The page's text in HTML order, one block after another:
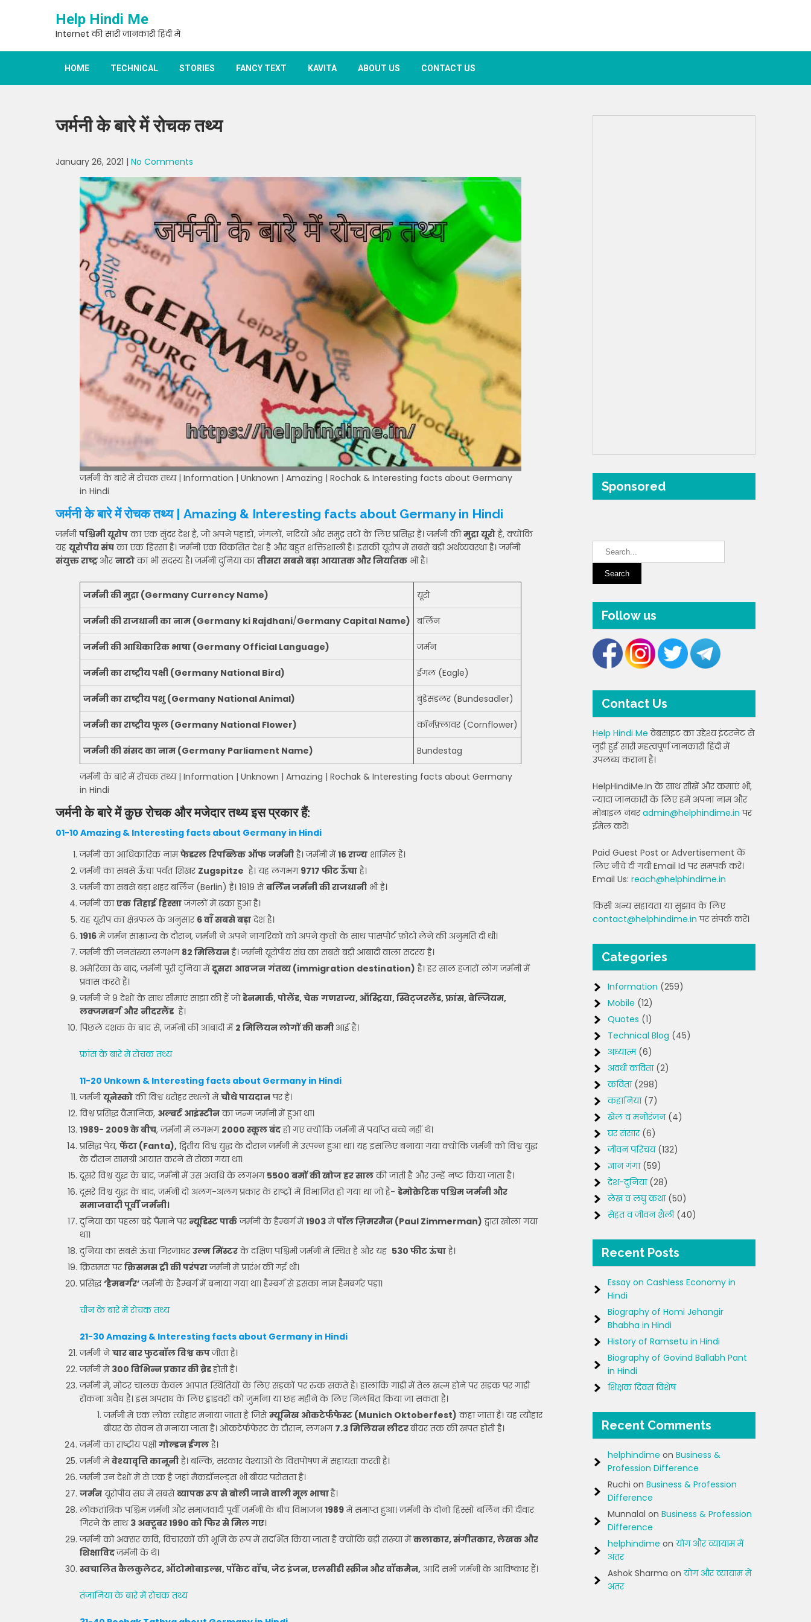
Help Hindi Me
Internet की सारी जानकारी हिंदी में
HOME TECHNICAL STORIES FANCY TEXT KAVITA ABOUT US CONTACT US
जर्मनी के बारे में रोचक तथ्य
January 26, 2021 | No Comments
जर्मनी के बारे में रोचक तथ्य | Information | Unknown | Amazing | Rochak & Interesting facts about Germany
in Hindi
जर्मनी के बारे में रोचक तथ्य| Amazing & Interesting facts about Germany in Hindi
जर्मनीपश्चिमी यूरोपका एक सुंदर देश है, जो अपने पहाड़ों, जंगलों, नदियों और समुद्र तटों के लिए प्रसिद्ध है। जर्मनी कीमुद्रा यूरोहै, क्योंकि
यह यूरोपीय संघका एक हिस्सा है। जर्मनी एक विकसित देश है और बहुत शक्तिशाली है। इसकी यूरोप में सबसे बड़ी अर्थव्यवस्था है। जर्मनी
संयुक्त राष्ट्र औरनाटोका भी सदस्य है। जर्मनी दुनिया कातीसरा सबसे बड़ा आयातक और निर्यातक भी है।
जर्मनी की मुद्रा (Germany Currency Name) यूरो
जर्मनी की राजधानी का नाम (Germany ki Rajdhani/Germany Capital Name) बर्लिन
जर्मनी की आधिकारिक भाषा (Germany Official Language) जर्मन
जर्मनी का राष्ट्रीय पक्षी (Germany National Bird) ईगल (Eagle)
जर्मनी का राष्ट्रीय पशु (Germany National Animal) बुंडेसडलर (Bundesadler)
जर्मनी का राष्ट्रीय फूल (Germany National Flower) कॉर्नफ़्लावर (Cornflower)
जर्मनी की संसद का नाम (Germany Parliament Name) Bundestag
जर्मनी के बारे में रोचक तथ्य | Information | Unknown | Amazing | Rochak & Interesting facts about Germany
in Hindi
जर्मनी के बारे में कुछ रोचक और मजेदार तथ्य इस प्रकार हैं:
01-10 Amazing & Interesting facts about Germany in Hindi
जर्मनी का आधिकारिक नामफेडरल रिपब्लिक ऑफ जर्मनीहै। जर्मनी में16 राज्य शामिल हैं।
जर्मनी का सबसे ऊँचा पर्वत शिखर Zugspitze है। यह लगभग 9717 फीट ऊँचाहै।
जर्मनी का सबसे बड़ा शहर बर्लिन (Berlin) है। 1919 सेबर्लिन जर्मनी की राजधानी भी है।
जर्मनी काएक तिहाई हिस्साजंगलों में ढका हुआ है।
यह यूरोप का क्षेत्रफल के अनुसार 6 वाँ सबसे बड़ादेश है।
1916में जर्मन साम्राज्य के दौरान, जर्मनी ने अपने नागरिकों को अपने कुत्तों के साथ पासपोर्ट फ़ोटो लेने की अनुमति दी थी।
जर्मनी की जनसंख्या लगभग 82 मिलियनहै। जर्मनी यूरोपीय संघ का सबसे बड़ी आबादी वाला सदस्य है।
अमेरिका के बाद, जर्मनी पूरी दुनिया मेंदूसरा आव्रजन गंतव्य (immigration destination) है। हर साल हजारों लोग जर्मनी में
प्रवास करते हैं।
जर्मनी ने 9 देशों के साथ सीमाएं साझा की हैं जोडेनमार्क, पोलैंड, चेक गणराज्य, ऑस्ट्रिया, स्विट्जरलैंड, फ्रांस, बेल्जियम,
लक्जमबर्ग और नीदरलैंड हैं।
पिछले दशक के बाद से, जर्मनी की आबादी में 2 मिलियन लोगों की कमी आई है।
फ्रांस के बारे में रोचक तथ्य
11-20 Unkown & Interesting facts about Germany in Hindi
जर्मनीयूनेस्कोकी विश्व धरोहर स्थलों मेंचौथे पायदानपर है।
विश्व प्रसिद्ध वैज्ञानिक, अल्बर्ट आइंस्टीनका जन्म जर्मनी में हुआ था।
1989- 2009 के बीच, जर्मनी में लगभग 2000 स्कूल बंदहो गए क्योंकि जर्मनी में पर्याप्त बच्चे नहीं थे।
प्रसिद्ध पेय, फेंटा (Fanta), द्वितीय विश्व युद्ध के दौरान जर्मनी में उत्पन्न हुआ था। यह इसलिए बनाया गया क्योंकि जर्मनी को विश्व युद्ध
के दौरान सामग्री आयात करने से रोका गया था।
दूसरे विश्व युद्ध के बाद, जर्मनी में उस अवधि के लगभग 5500 बमों की खोज हर सालकी जाती है और उन्हें नष्ट किया जाता है।
दूसरे विश्व युद्ध के बाद, जर्मनी दो अलग-अलग प्रकार के राष्ट्रों में विभाजित हो गया था जो है- डेमोक्रेटिक पश्चिम जर्मनी और
समाजवादी पूर्वी जर्मनी।
दुनिया का पहला बड़े पैमाने परन्यूडिस्ट पार्कजर्मनी के हैम्बर्ग में1903मेंपॉल ज़िमरमैन (Paul Zimmerman) द्वारा खोला गया
था।
दुनिया का सबसे ऊंचा गिरजाघरउल्म मिंस्टरके दक्षिण पश्चिमी जर्मनी में स्थित है और यह 530 फीट ऊंचाहै।
क्रिसमस परक्रिसमस ट्री की परंपराजर्मनी में प्रारंभ की गई थी।
प्रसिद्ध‘हैमबर्गर’जर्मनी के हैम्बर्ग में बनाया गया था। हैम्बर्ग से इसका नाम हैमबर्गर पड़ा।
चीन के बारे में रोचक तथ्य
21-30 Amazing & Interesting facts about Germany in Hindi
जर्मनी नेचार बार फुटबॉल विश्व कपजीता है।
जर्मनी में 300 विभिन्न प्रकार की ब्रेडहोती है।
जर्मनी में, मोटर चालक केवल आपात स्थितियों के लिए सड़कों पर रुक सकते हैं। हालांकि गाड़ी में तेल खत्म होने पर सड़क पर गाड़ी
रोकना अवैध है। इस अपराध के लिए ड्राइवरों को जुर्माना या छह महीने के लिए निलंबित किया जा सकता है।
जर्मनी में एक लोक त्योहार मनाया जाता है जिसेम्यूनिख ओकटेर्फफेस्ट (Munich Oktoberfest) कहा जाता है। यह त्यौहार
बीयर के सेवन से मनाया जाता है। ओकटेर्फफेस्ट के दौरान, लगभग 7.3 मिलियन लीटरबीयर तक की खपत होती है।
जर्मनी का राष्ट्रीय पक्षीगोल्डन ईगलहै।
जर्मनी मेंवेश्यावृत्ति कानूनीहै। बल्कि, सरकार वेश्याओं के वित्तपोषण में सहायता करती है।
जर्मनी उन देशों में से एक है जहां मैकडॉनल्ड्स भी बीयर परोसता है।
जर्मन यूरोपीय संघ में सबसेव्यापक रूप से बोली जाने वाली मूल भाषाहै।
लोकतांत्रिक पश्चिम जर्मनी और समाजवादी पूर्वी जर्मनी के बीच विभाजन1989में समाप्त हुआ। जर्मनी के दोनो हिस्सों बर्लिन की दीवार
गिरने के साथ 3 अक्टूबर 1990 को फिर से मिल गए।
जर्मनी को अक्सर कवि, विचारकों की भूमि के रूप में संदर्भित किया जाता है क्योंकि बड़ी संख्या मेंकलाकार, संगीतकार, लेखक और
शिक्षाविदजर्मनी के थे।
स्वचालित कैलकुलेटर, ऑटोमोबाइल्स, पॉकेट वॉच, जेट इंजन, एलसीडी स्क्रीन और वॉकमैन, आदि सभी जर्मनी के आविष्कार हैं।
तंजानिया के बारे में रोचक तथ्य
Sponsored
Follow us
Contact Us
Help Hindi Me वेबसाइट का उद्देश्य इंटरनेट से
जुड़ी हुई सारी महत्वपूर्ण जानकारी हिंदी में
उपलब्ध कराना है।
HelpHindiMe.In के साथ सीखें और कमाएं भी,
ज्यादा जानकारी के लिए हमें अपना नाम और
मोबाइल नंबरadmin@helphindime.in पर
ईमेल करें।
Paid Guest Post or Advertisement के
लिए नीचे दी गयी Email Id पर समपर्क करें।
Email Us: reach@helphindime.in
किसी अन्य सहायता या सुझाव के लिए
contact@helphindime.in पर संपर्क करें।
Categories
Information (259)
Mobile (12)
Quotes (1)
Technical Blog (45)
अध्यात्म(6)
अवधी कविता(2)
कविता(298)
कहानियां(7)
खेल व मनोरंजन(4)
घर संसार(6)
जीवन परिचय(132)
ज्ञान गंगा(59)
देश-दुनिया(28)
लेख व लघु कथा(50)
सेहत व जीवन शैली(40)
Recent Posts
Essay on Cashless Economy in
Hindi
Biography of Homi Jehangir
Bhabha in Hindi
History of Ramsetu in Hindi
Biography of Govind Ballabh Pant
in Hindi
शिक्षक दिवस विशेष
Recent Comments
helphindime on Business &
Profession Difference
Ruchi on Business & Profession
Difference
Munnalal on Business & Profession
Difference
helphindime on योग और व्यायाम में
अंतर
Ashok Sharma on योग और व्यायाम में
अंतर